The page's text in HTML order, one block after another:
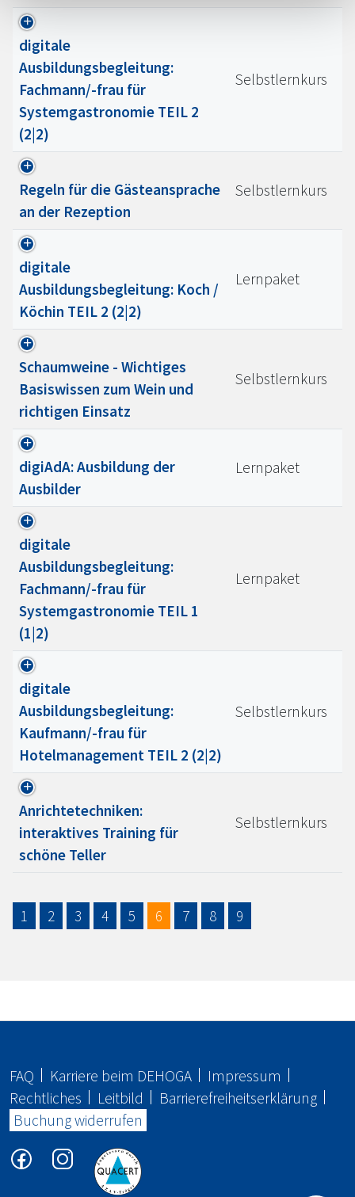
digitale
Ausbildungsbegleitung:
Fachmann/-frau für
Systemgastronomie TEIL 2
(2|2)
Selbstlernkurs
Regeln für die Gästeansprache
an der Rezeption
Selbstlernkurs
digitale
Ausbildungsbegleitung: Koch /
Köchin TEIL 2 (2|2)
Lernpaket
Schaumweine - Wichtiges
Basiswissen zum Wein und
richtigen Einsatz
Selbstlernkurs
digiAdA: Ausbildung der
Ausbilder
Lernpaket
digitale
Ausbildungsbegleitung:
Fachmann/-frau für
Systemgastronomie TEIL 1
(1|2)
Lernpaket
digitale
Ausbildungsbegleitung:
Kaufmann/-frau für
Hotelmanagement TEIL 2 (2|2)
Selbstlernkurs
Anrichtetechniken:
interaktives Training für
schöne Teller
Selbstlernkurs
1 2 3 4 5 6 7 8 9
FAQ Karriere beim DEHOGA
Impressum
Rechtliches
Leitbild
Barrierefreiheitserklärung
Buchung widerrufen